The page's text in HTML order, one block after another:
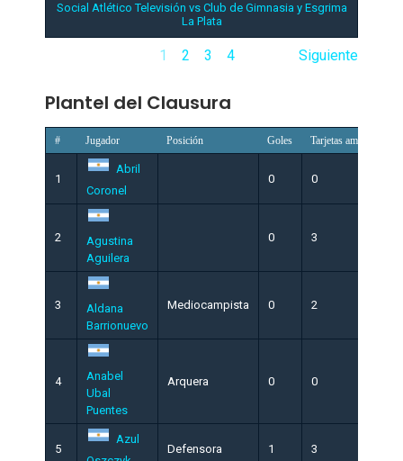
Social Atlético Televisión vs Club de Gimnasia y Esgrima
La Plata
1 2 3 4 Siguiente
Plantel del Clausura
# Jugador Posición Goles Tarjetas amarillas
1
Abril
Coronel
0 0
2
Agustina
Aguilera
0 3
3
Aldana
Barrionuevo
Mediocampista 0 2
4
Anabel
Ubal
Puentes
Arquera 0 0
5
Azul
Defensora 1 3